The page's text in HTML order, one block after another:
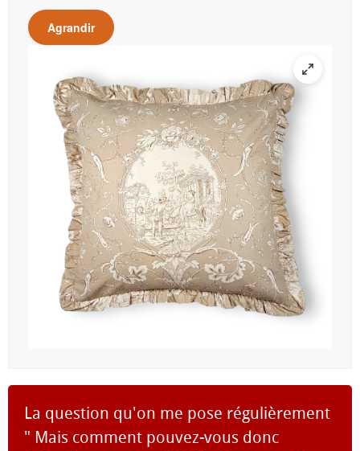
Agrandir
La question qu'on me pose régulièrement
" Mais comment pouvez-vous donc